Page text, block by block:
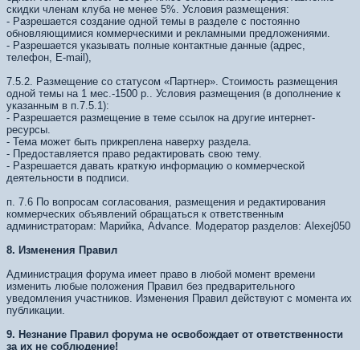
скидки членам клуба не менее 5%. Условия размещения:
- Разрешается создание одной темы в разделе с постоянно
обновляющимися коммерческими и рекламными предложениями.
- Разрешается указывать полные контактные данные (адрес,
телефон, E-mail),
7.5.2. Размещение со статусом «Партнер». Стоимость размещения
одной темы на 1 мес.-1500 р.. Условия размещения (в дополнение к
указанным в п.7.5.1):
- Разрешается размещение в теме ссылок на другие интернет-
ресурсы.
- Тема может быть прикреплена наверху раздела.
- Предоставляется право редактировать свою тему.
- Разрешается давать краткую информацию о коммерческой
деятельности в подписи.
п. 7.6 По вопросам согласования, размещения и редактирования
коммерческих объявлений обращаться к ответственным
администраторам: Марийка, Advance. Модератор разделов: Alexej050
8. Изменения Правил
Администрация форума имеет право в любой момент времени
изменить любые положения Правил без предварительного
уведомления участников. Изменения Правил действуют с момента их
публикации.
9. Незнание Правил форума не освобождает от ответственности
за их не соблюдение!